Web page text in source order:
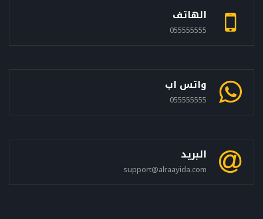
الهاتف
055555555
واتس اب
055555555
البريد
support@alraayida.com